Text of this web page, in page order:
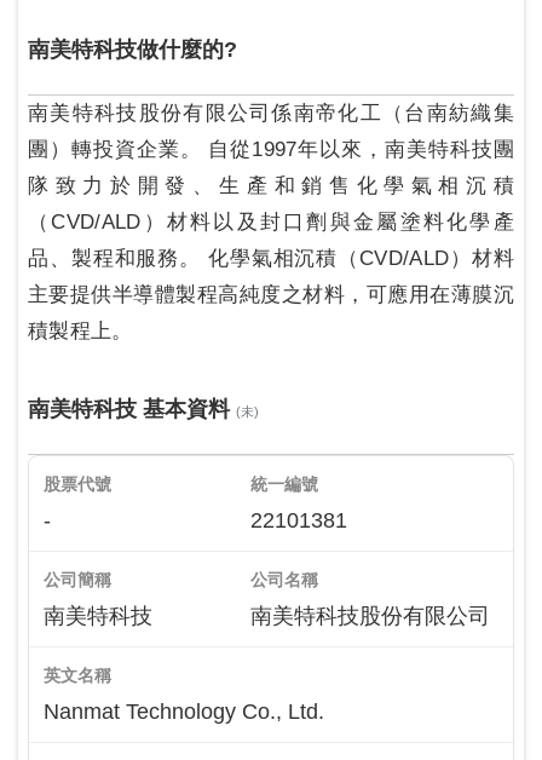
南美特科技做什麼的?
南美特科技股份有限公司係南帝化工（台南紡織集
團）轉投資企業。 自從1997年以來，南美特科技團
隊致力於開發、生產和銷售化學氣相沉積
（CVD/ALD）材料以及封口劑與金屬塗料化學產
品、製程和服務。 化學氣相沉積（CVD/ALD）材料
主要提供半導體製程高純度之材料，可應用在薄膜沉
積製程上。
南美特科技 基本資料 (未)
股票代號
-
統一編號
22101381
公司簡稱
南美特科技
公司名稱
南美特科技股份有限公司
英文名稱
Nanmat Technology Co., Ltd.